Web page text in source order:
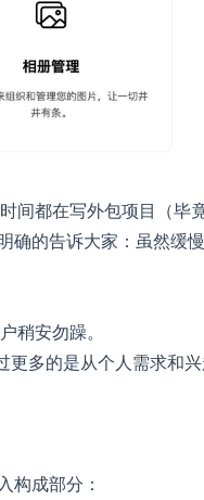
间都在写外包项目（毕
确的告诉大家：虽然缓
稍安勿躁。
多的是从个人需求和
构成部分：